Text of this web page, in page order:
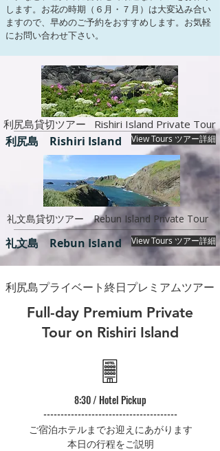
します。お花の時期（６月・７月）は大変込み合い
ますので、早めのご予約をおすすめします。お気軽
にお問い合わせ下さい。
利尻島貸切ツアー Rishiri Island Private Tour
利尻島 Rishiri Island View Tours ツアー詳細
礼文島貸切ツアー Rebun Island Private Tour
礼文島 Rebun Island View Tours ツアー詳細
利尻島プライベート終日プレミアムツアー
Full-day Premium Private
Tour on Rishiri Island
8:30 / Hotel Pickup
---------------------------------------
ご宿泊ホテルまでお迎えにあがります
​本日の行程をご説明